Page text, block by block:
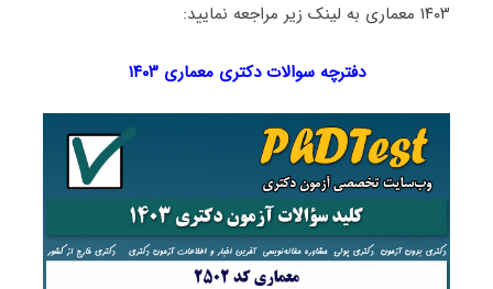
۱۴۰۳ معماری به لینک زیر مراجعه نمایید:
دفترچه سوالات دکتریمعماری ۱۴۰۳